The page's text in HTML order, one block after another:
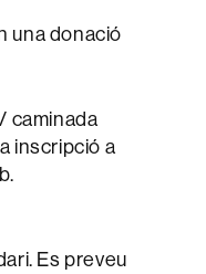
una donació
caminada
inscripció a
Es preveu